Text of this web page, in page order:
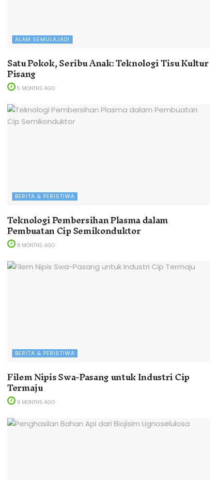
ALAM SEMULAJADI
Satu Pokok, Seribu Anak: Teknologi Tisu Kultur
Pisang
5 MONTHS AGO
BERITA & PERISTIWA
Teknologi Pembersihan Plasma dalam
Pembuatan Cip Semikonduktor
8 MONTHS AGO
BERITA & PERISTIWA
Filem Nipis Swa-Pasang untuk Industri Cip
Termaju
8 MONTHS AGO